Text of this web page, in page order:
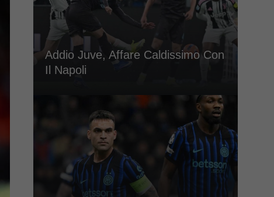
Addio Juve, Affare Caldissimo Con
Il Napoli